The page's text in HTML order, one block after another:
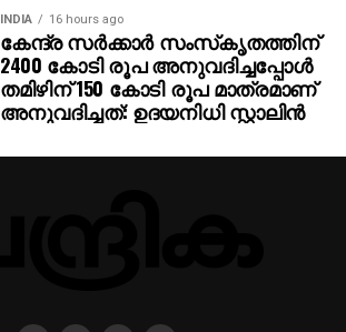
INDIA 16 hours ago
കേന്ദ്ര സര്‍ക്കാര്‍ സംസ്‌കൃതത്തിന്
2400 കോടി രൂപ അനുവദിച്ചപ്പോള്‍
തമിഴിന് 150 കോടി രൂപ മാത്രമാണ്
അനുവദിച്ചത്: ഉദയനിധി സ്റ്റാലിന്‍